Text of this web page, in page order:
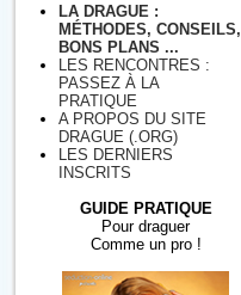
LA DRAGUE :
MÉTHODES, CONSEILS,
BONS PLANS ...
LES RENCONTRES :
PASSEZ À LA
PRATIQUE
A PROPOS DU SITE
DRAGUE (.ORG)
LES DERNIERS
INSCRITS
GUIDE PRATIQUE
Pour draguer
Comme un pro !